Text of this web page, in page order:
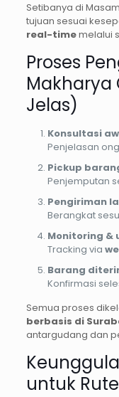
Setibanya di
tujuan sesuai
real-timemelalui
Proses
Makharya
Jelas)
Konsultasi
Penjelasan
Pickup
Penjemputan
Pengiriman
Berangkat
Monitoring &
Tracking via
Barang
Konfirmasi
Semua proses
berbasis di
antargudang dan
untuk